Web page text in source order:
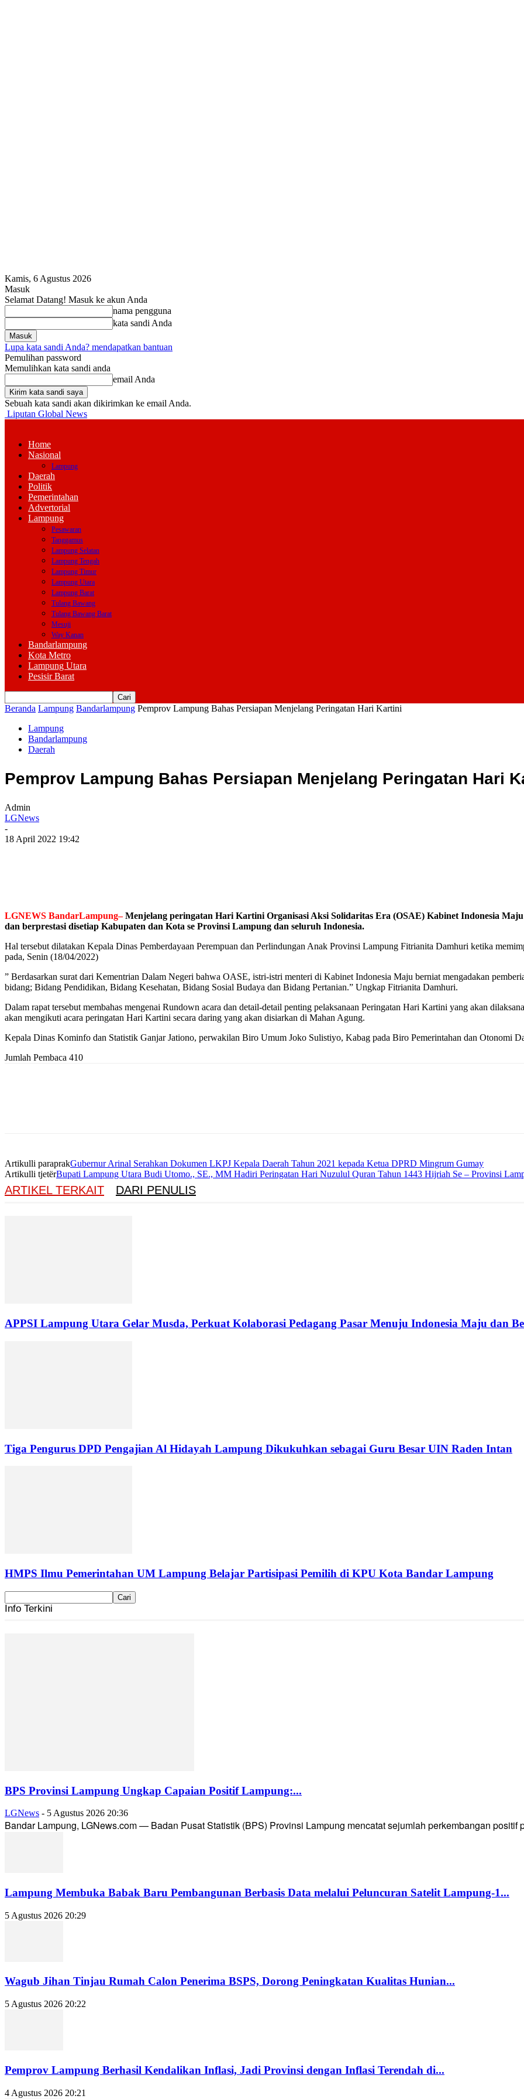
Kamis, 6 Agustus 2026
Masuk
Selamat Datang! Masuk ke akun Anda
nama pengguna
kata sandi Anda
Lupa kata sandi Anda? mendapatkan bantuan
Pemulihan password
Memulihkan kata sandi anda
email Anda
Sebuah kata sandi akan dikirimkan ke email Anda.
Liputan Global News
Home
Nasional
Lampung
Daerah
Politik
Pemerintahan
Advertorial
Lampung
Pesawaran
Tanggamus
Lampung Selatan
Lampung Tengah
Lampung Timur
Lampung Utara
Lampung Barat
Tulang Bawang
Tulang Bawang Barat
Mesuji
Way Kanan
Bandarlampung
Kota Metro
Lampung Utara
Pesisir Barat
Beranda Lampung Bandarlampung Pemprov Lampung Bahas Persiapan Menjelang Peringatan Hari Kartini
Lampung
Bandarlampung
Daerah
Pemprov Lampung Bahas Persiapan Menjelang Peringatan Hari
Admin
LGNews
-
18 April 2022 19:42
LGNEWS BandarLampung–Menjelang peringatan Hari Kartini Organisasi Aksi Solidaritas Era (OSAE) Kabinet Indonesia
dan berprestasi disetiap Kabupaten dan Kota se Provinsi Lampung dan seluruh Indonesia.
Hal tersebut dilatakan Kepala Dinas Pemberdayaan Perempuan dan Perlindungan Anak Provinsi Lampung Fitrianita Damhuri ketika
pada, Senin (18/04/2022)
” Berdasarkan surat dari Kementrian Dalam Negeri bahwa OASE, istri-istri menteri di Kabinet Indonesia Maju berniat mengadakan
bidang; Bidang Pendidikan, Bidang Kesehatan, Bidang Sosial Budaya dan Bidang Pertanian.” Ungkap Fitrianita Damhuri.
Dalam rapat tersebut membahas mengenai Rundown acara dan detail-detail penting pelaksanaan Peringatan Hari Kartini yang akan
akan mengikuti acara peringatan Hari Kartini secara daring yang akan disiarkan di Mahan Agung.
Kepala Dinas Kominfo dan Statistik Ganjar Jationo, perwakilan Biro Umum Joko Sulistiyo, Kabag pada Biro Pemerintahan dan Otonomi
Jumlah Pembaca 410
Artikulli paraprakGubernur Arinal Serahkan Dokumen LKPJ Kepala Daerah Tahun 2021 kepada Ketua DPRD Mingrum Gumay
Artikulli tjetërBupati Lampung Utara Budi Utomo., SE., MM Hadiri Peringatan Hari Nuzulul Quran Tahun 1443 Hijriah Se – Provinsi
ARTIKEL TERKAIT DARI PENULIS
APPSI Lampung Utara Gelar Musda, Perkuat Kolaborasi Pedagang Pasar Menuju Indonesia Maju dan
Tiga Pengurus DPD Pengajian Al Hidayah Lampung Dikukuhkan sebagai Guru Besar UIN Raden Intan
HMPS Ilmu Pemerintahan UM Lampung Belajar Partisipasi Pemilih di KPU Kota Bandar Lampung
Info Terkini
BPS Provinsi Lampung Ungkap Capaian Positif Lampung:...
LGNews - 5 Agustus 2026 20:36
Bandar Lampung, LGNews.com — Badan Pusat Statistik (BPS) Provinsi Lampung mencatat sejumlah perkembangan positif
Lampung Membuka Babak Baru Pembangunan Berbasis Data melalui Peluncuran Satelit Lampung-1...
5 Agustus 2026 20:29
Wagub Jihan Tinjau Rumah Calon Penerima BSPS, Dorong Peningkatan Kualitas Hunian...
5 Agustus 2026 20:22
Pemprov Lampung Berhasil Kendalikan Inflasi, Jadi Provinsi dengan Inflasi Terendah di...
4 Agustus 2026 20:21